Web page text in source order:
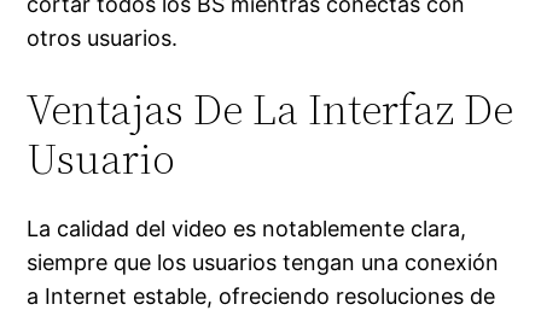
otros usuarios.
Ventajas De La Interfaz De
Usuario
La calidad del video es notablemente clara,
siempre que los usuarios tengan una conexión
a Internet estable, ofreciendo resoluciones de